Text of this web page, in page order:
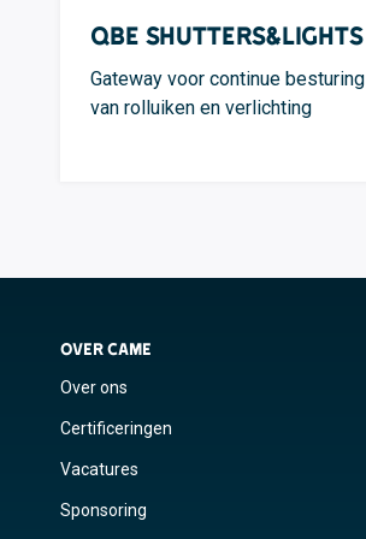
QBE Shutters&Lights
Gateway voor continue besturing
van rolluiken en verlichting
OVER CAME
Over ons
Certificeringen
Vacatures
Sponsoring